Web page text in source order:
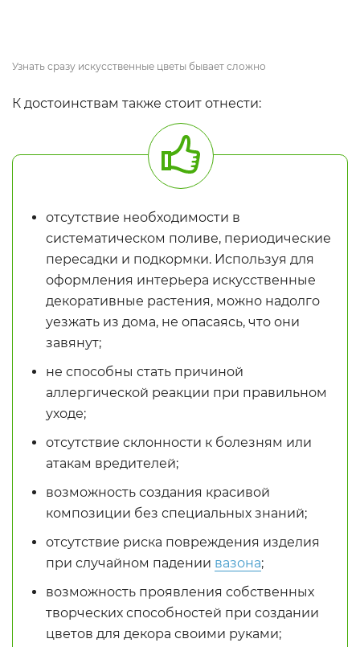
Узнать сразу искусственные цветы бывает сложно
К достоинствам также стоит отнести:
отсутствие необходимости в
систематическом поливе, периодические
пересадки и подкормки. Используя для
оформления интерьера искусственные
декоративные растения, можно надолго
уезжать из дома, не опасаясь, что они
завянут;
не способны стать причиной
аллергической реакции при правильном
уходе;
отсутствие склонности к болезням или
атакам вредителей;
возможность создания красивой
композиции без специальных знаний;
отсутствие риска повреждения изделия
при случайном падении вазона;
возможность проявления собственных
творческих способностей при создании
цветов для декора своими руками;